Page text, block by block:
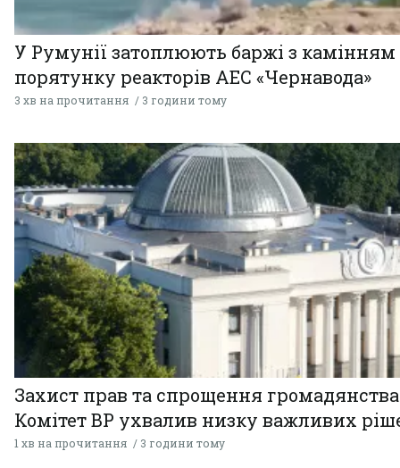
У Румунії затоплюють баржі з
порятунку реакторів АЕС «Чернавода»
3 хв на прочитання 3 години тому
Захист прав та спрощення
Комітет ВР ухвалив низку важливих
1 хв на прочитання 3 години тому